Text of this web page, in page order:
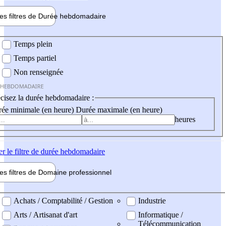
filtres de Durée hebdomadaire
Temps plein
Temps partiel
Non renseignée
la durée hebdomadaire :
minimale (en heure) Durée maximale (en heure)
heures
le filtre de durée hebdomadaire
filtres de Domaine professionnel
professionel
Achats / Comptabilité / Gestion
Arts / Artisanat d'art
Industrie
Informatique /
Télécommunication